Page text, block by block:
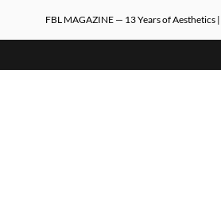
FBL MAGAZINE — 13 Years of Aesthetics